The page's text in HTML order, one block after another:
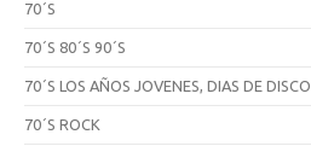
70´S
70´S 80´S 90´S
70´S LOS AÑOS JOVENES, DIAS DE DISCO
70´S ROCK